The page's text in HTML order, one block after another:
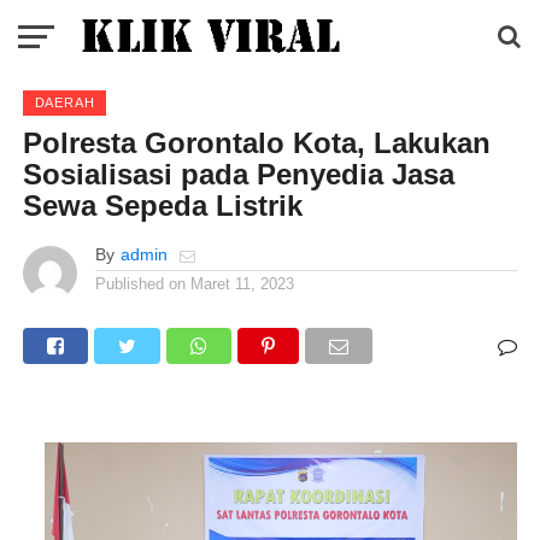
DAERAH
Polresta Gorontalo Kota, Lakukan
Sosialisasi pada Penyedia Jasa
Sewa Sepeda Listrik
By admin
Published on Maret 11, 2023